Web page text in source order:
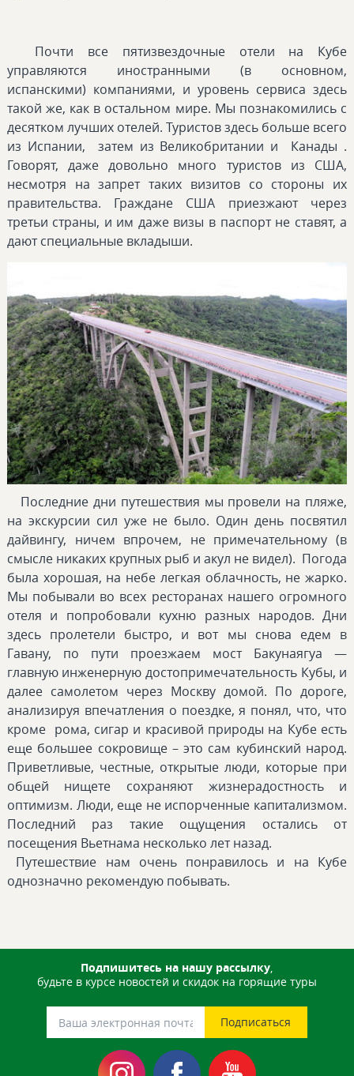
Почти все пятизвездочные отели на Кубе
управляются иностранными (в основном,
испанскими) компаниями, и уровень сервиса здесь
такой же, как в остальном мире. Мы познакомились с
десятком лучших отелей. Туристов здесь больше всего
из Испании, затем из Великобритании и Канады .
Говорят, даже довольно много туристов из США,
несмотря на запрет таких визитов со стороны их
правительства. Граждане США приезжают через
третьи страны, и им даже визы в паспорт не ставят, а
дают специальные вкладыши.
Последние дни путешествия мы провели на пляже,
на экскурсии сил уже не было. Один день посвятил
дайвингу, ничем впрочем, не примечательному (в
смысле никаких крупных рыб и акул не видел). Погода
была хорошая, на небе легкая облачность, не жарко.
Мы побывали во всех ресторанах нашего огромного
отеля и попробовали кухню разных народов. Дни
здесь пролетели быстро, и вот мы снова едем в
Гавану, по пути проезжаем мост Бакунаягуа —
главную инженерную достопримечательность Кубы, и
далее самолетом через Москву домой. По дороге,
анализируя впечатления о поездке, я понял, что, что
кроме рома, сигар и красивой природы на Кубе есть
еще большее сокровище – это сам кубинский народ.
Приветливые, честные, открытые люди, которые при
общей нищете сохраняют жизнерадостность и
оптимизм. Люди, еще не испорченные капитализмом.
Последний раз такие ощущения остались от
посещения Вьетнама несколько лет назад.
Путешествие нам очень понравилось и на Кубе
однозначно рекомендую побывать.
Подпишитесь на нашу рассылку,
будьте в курсе новостей и скидок на горящие туры